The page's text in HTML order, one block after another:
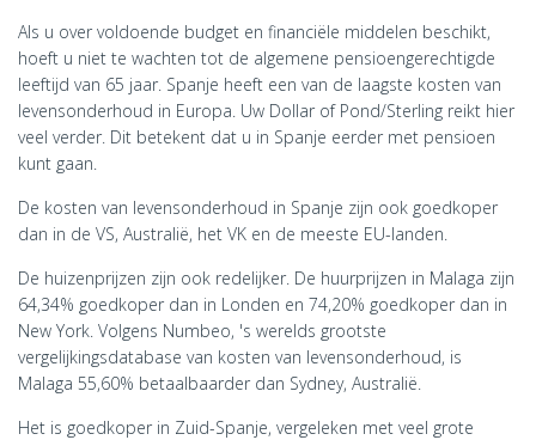
Als u over voldoende budget en financiële middelen beschikt,
hoeft u niet te wachten tot de algemene pensioengerechtigde
leeftijd van 65 jaar. Spanje heeft een van de laagste kosten van
levensonderhoud in Europa. Uw Dollar of Pond/Sterling reikt hier
veel verder. Dit betekent dat u in Spanje eerder met pensioen
kunt gaan.
De kosten van levensonderhoud in Spanje zijn ook goedkoper
dan in de VS, Australië, het VK en de meeste EU-landen.
De huizenprijzen zijn ook redelijker. De huurprijzen in Malaga zijn
64,34% goedkoper dan in Londen en 74,20% goedkoper dan in
New York. Volgens Numbeo, 's werelds grootste
vergelijkingsdatabase van kosten van levensonderhoud, is
Malaga 55,60% betaalbaarder dan Sydney, Australië.
Het is goedkoper in Zuid-Spanje, vergeleken met veel grote